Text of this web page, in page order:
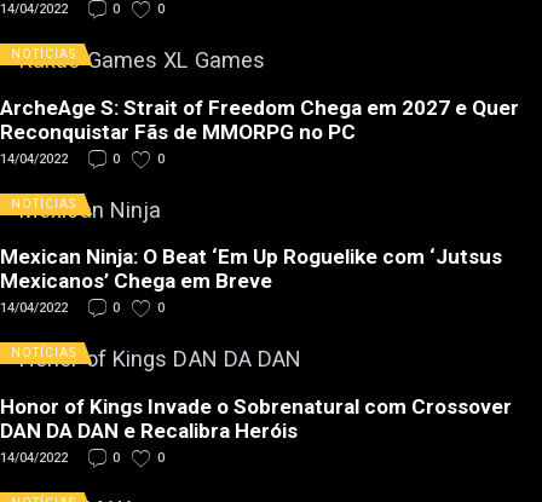
14/04/2022 0 0
NOTÍCIAS
ArcheAge S: Strait of Freedom Chega em 2027 e Quer
Reconquistar Fãs de MMORPG no PC
14/04/2022 0 0
NOTÍCIAS
Mexican Ninja: O Beat ‘Em Up Roguelike com ‘Jutsus
Mexicanos’ Chega em Breve
14/04/2022 0 0
NOTÍCIAS
Honor of Kings Invade o Sobrenatural com Crossover
DAN DA DAN e Recalibra Heróis
14/04/2022 0 0